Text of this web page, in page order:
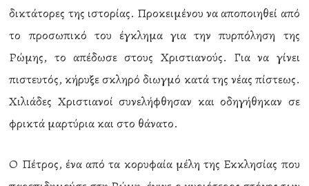
δικτάτορες της ιστορίας. Προκειμένου να αποποιηθεί από
το προσωπικό του έγκλημα για την πυρπόληση της
Ρώμης, το απέδωσε στους Χριστιανούς. Για να γίνει
πιστευτός, κήρυξε σκληρό διωγμό κατά της νέας πίστεως.
Χιλιάδες Χριστιανοί συνελήφθησαν και οδηγήθηκαν σε
φρικτά μαρτύρια και στο θάνατο.
Ο Πέτρος, ένα από τα κορυφαία μέλη της Εκκλησίας που